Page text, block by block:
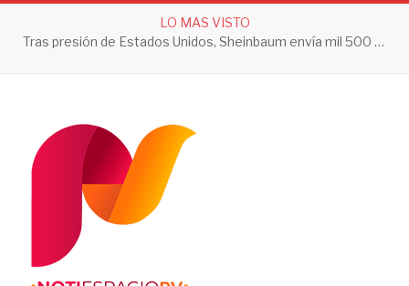
LO MAS VISTO
Tras presión de Estados Unidos, Sheinbaum envía mil 500 soldados a Michoacán